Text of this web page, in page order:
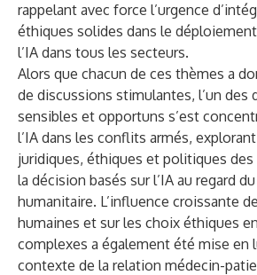
rappelant avec force l’urgence
éthiques solides dans le
l’IA dans tous les secteurs.
Alors que chacun de ces thèmes a
de discussions stimulantes, l’un des
sensibles et opportuns s’est
l’IA dans les conflits armés,
juridiques, éthiques et politiques des
la décision basés sur l’IA au regard
humanitaire. L’influence croissante
humaines et sur les choix éthiques
complexes a également été mise en
contexte de la relation médecin-